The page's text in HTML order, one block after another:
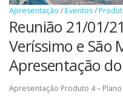
Apresentação /Eventos/
Reunião 21/01/
Veríssimo e São
Apresentação
Apresentação Produto 4 –